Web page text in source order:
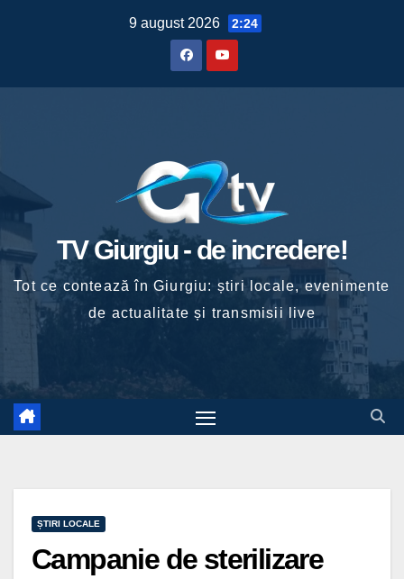
9 august 2026 2:24
TV Giurgiu - de incredere!
Tot ce contează în Giurgiu: știri locale, evenimente
de actualitate și transmisii live
ȘTIRI LOCALE
Campanie de sterilizare